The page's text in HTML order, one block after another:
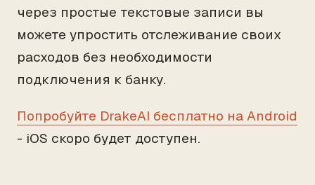
через простые текстовые записи вы
можете упростить отслеживание своих
расходов без необходимости
подключения к банку.
Попробуйте DrakeAI бесплатно на Android
- iOS скоро будет доступен.